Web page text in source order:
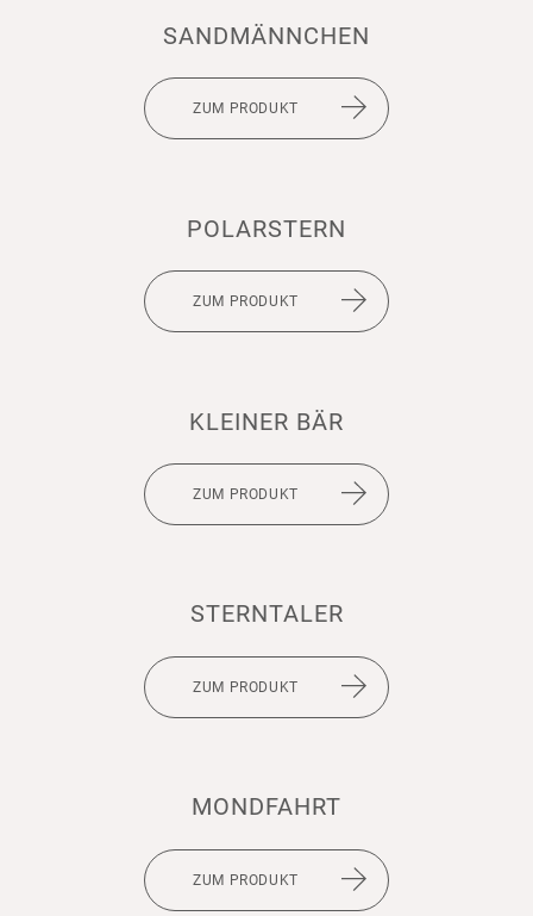
SANDMÄNNCHEN
ZUM PRODUKT
POLAR­STERN
ZUM PRODUKT
KLEINER BÄR
ZUM PRODUKT
STERN­TALER
ZUM PRODUKT
MOND­FAHRT
ZUM PRODUKT